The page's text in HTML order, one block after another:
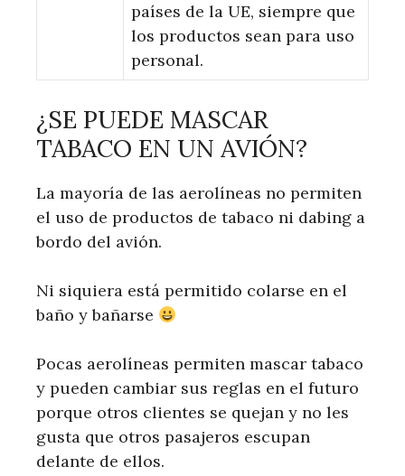
países de la UE, siempre que
los productos sean para uso
personal.
¿SE PUEDE MASCAR
TABACO EN UN AVIÓN?
La mayoría de las aerolíneas no permiten
el uso de productos de tabaco ni dabing a
bordo del avión.
Ni siquiera está permitido colarse en el
baño y bañarse
Pocas aerolíneas permiten mascar tabaco
y pueden cambiar sus reglas en el futuro
porque otros clientes se quejan y no les
gusta que otros pasajeros escupan
delante de ellos.